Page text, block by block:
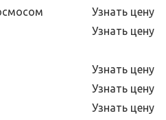
Узнать цену
Узнать цену
Узнать цену
Узнать цену
Узнать цену